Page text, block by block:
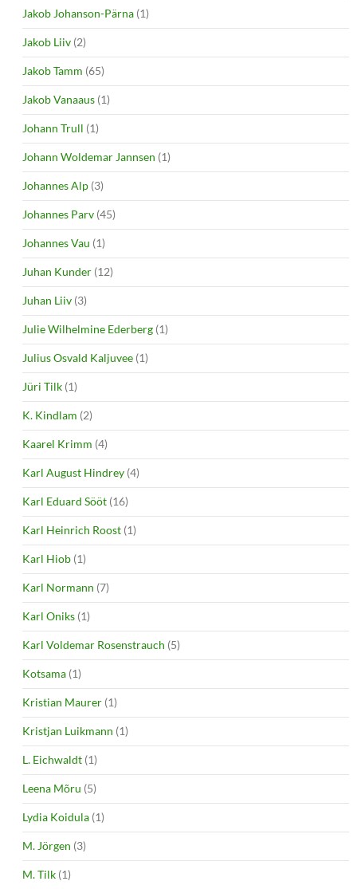
Jakob Johanson-Pärna (1)
Jakob Liiv (2)
Jakob Tamm (65)
Jakob Vanaaus (1)
Johann Trull (1)
Johann Woldemar Jannsen (1)
Johannes Alp (3)
Johannes Parv (45)
Johannes Vau (1)
Juhan Kunder (12)
Juhan Liiv (3)
Julie Wilhelmine Ederberg (1)
Julius Osvald Kaljuvee (1)
Jüri Tilk (1)
K. Kindlam (2)
Kaarel Krimm (4)
Karl August Hindrey (4)
Karl Eduard Sööt (16)
Karl Heinrich Roost (1)
Karl Hiob (1)
Karl Normann (7)
Karl Oniks (1)
Karl Voldemar Rosenstrauch (5)
Kotsama (1)
Kristian Maurer (1)
Kristjan Luikmann (1)
L. Eichwaldt (1)
Leena Mõru (5)
Lydia Koidula (1)
M. Jörgen (3)
M. Tilk (1)